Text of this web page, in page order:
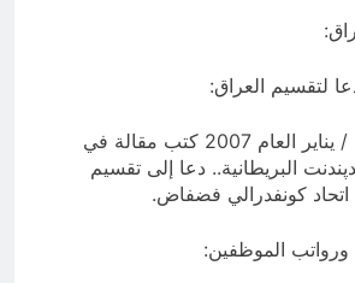
لتقسيم العراق:
ـ ففي كانون الثاني / يناير العام 2007 كتب مقالة في
البريطانية.. دعا إلى تقسيم
اتحاد كونفدرالي فضفاض.
ورواتب الموظفين: